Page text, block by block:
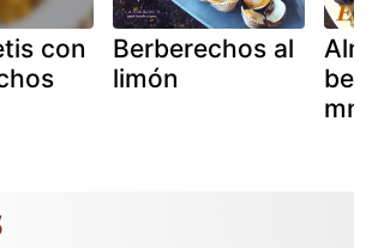
con
Berberechos al
limón